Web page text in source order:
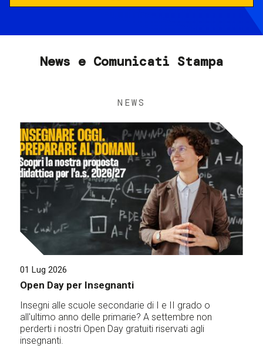
News e Comunicati Stampa
NEWS
01 Lug 2026
Open Day per Insegnanti
Insegni alle scuole secondarie di I e II grado o
all'ultimo anno delle primarie? A settembre non
perderti i nostri Open Day gratuiti riservati agli
insegnanti.